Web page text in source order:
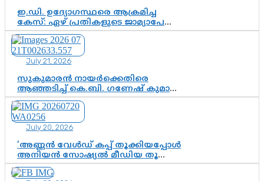
ഇ.ഡി. ഉദ്യോഗസ്ഥരെ ആക്രമിച്ച
കേസ്: ഏഴ് പ്രതികളുടെ ജാമ്യാപേക്ഷ
വീണ്ടും തള്ളി; അന്വേഷണം തുടരാൻ
കോടതി അനുമതി
July 21, 2026
സുകുമാരൻ നായർക്കെതിരെ
ആഞ്ഞടിച്ച് കെ.ബി. ഗണേഷ് കുമാർ,
വി.ഡി. സതീശന് പൂർണ പിന്തുണ
July 20, 2026
‘അണ്ണൻ വേൾഡ് കപ്പ് തൂക്കിയപ്പോൾ
അനിയൻ സോഷ്യൽ മീഡിയ തൂക്കി’;
ലാമിൻ യമാലിന്റെ
കിരീടധാരണത്തിനിടെ